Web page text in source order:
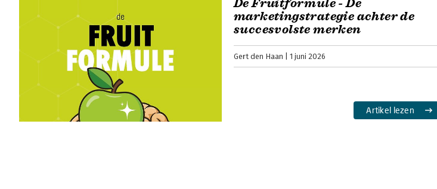
De Fruitformule - De
marketingstrategie achter de
succesvolste merken
Gert den Haan 1 juni 2026
Artikel lezen